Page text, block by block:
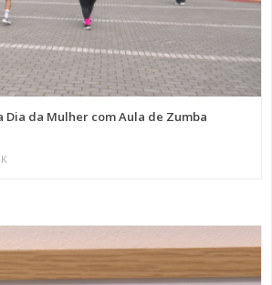
Dia da Mulher com Aula de Zumba